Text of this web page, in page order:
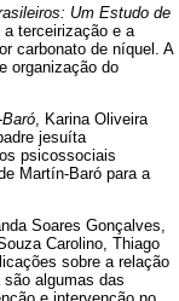
Um Estudo de
a terceirização e a
carbonato de níquel. A
organização do
, Karina Oliveira
jesuíta
psicossociais
Martín-Baró para a
Soares Gonçalves,
Carolino, Thiago
sobre a relação
algumas das